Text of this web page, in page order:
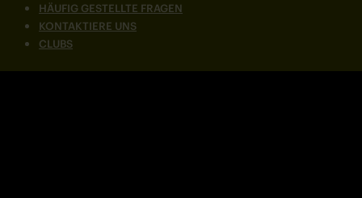
HÄUFIG GESTELLTE FRAGEN
KONTAKTIERE UNS
CLUBS